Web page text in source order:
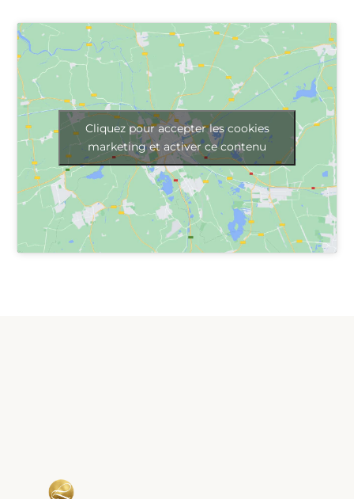
Cliquez pour accepter les cookies
marketing et activer ce contenu